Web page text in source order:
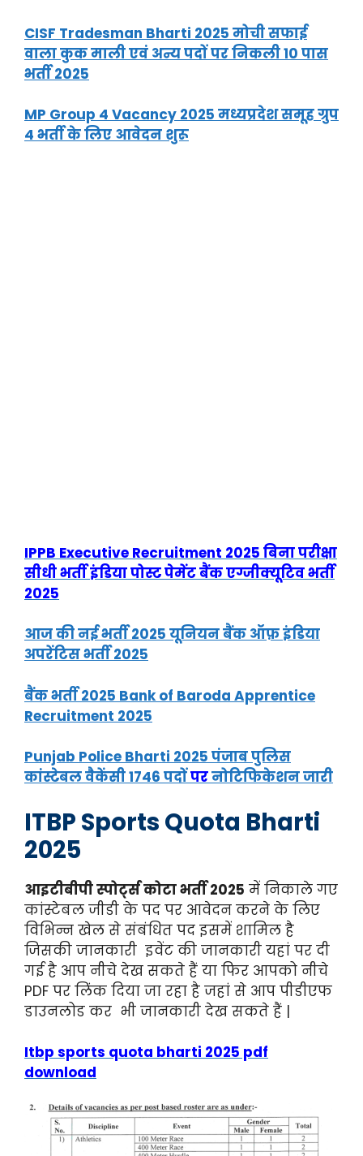
CISF Tradesman Bharti 2025 मोची सफाई
वाला कुक माली एवं अन्य पदों पर निकली 10 पास
भर्ती 2025
MP Group 4 Vacancy 2025 मध्यप्रदेश समूह ग्रुप
4 भर्ती के लिए आवेदन शुरू
IPPB Executive Recruitment 2025 बिना परीक्षा
सीधी भर्ती इंडिया पोस्ट पेमेंट बैंक एग्जीक्यूटिव भर्ती
2025
आज की नई भर्ती 2025 यूनियन बैंक ऑफ़ इंडिया
अपरेंटिस भर्ती 2025
बैंक भर्ती 2025 Bank of Baroda Apprentice
Recruitment 2025
Punjab Police Bharti 2025 पंजाब पुलिस
कांस्टेबल वैकेंसी 1746 पदोंपरनोटिफिकेशन जारी
ITBP Sports Quota Bharti
2025
आइटीबीपी स्पोर्ट्स कोटा भर्ती 2025 में निकाले गए
कांस्टेबल जीडी के पद पर आवेदन करने के लिए
विभिन्न खेल से संबंधित पद इसमें शामिल है
जिसकी जानकारी इवेंट की जानकारी यहां पर दी
गई है आप नीचे देख सकते हैं या फिर आपको नीचे
PDF पर लिंक दिया जा रहा है जहां से आप पीडीएफ
डाउनलोड कर भी जानकारी देख सकते हैं |
Itbp sports quota bharti 2025 pdf
download